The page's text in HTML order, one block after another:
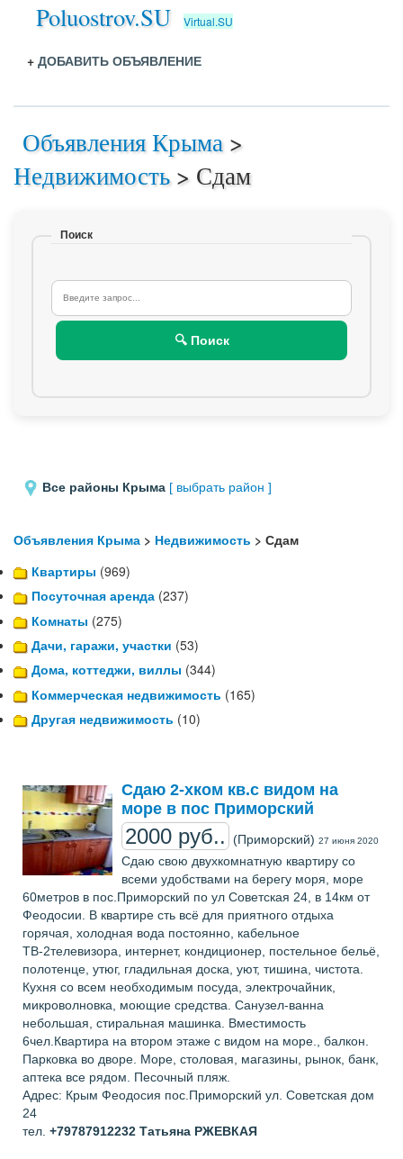
Poluostrov.SU Virtual.SU
+ ДОБАВИТЬ ОБЪЯВЛЕНИЕ
Объявления Крыма >
Недвижимость> Сдам
Поиск
🔍 Поиск
Все районы Крыма [ выбрать район ]
Объявления Крыма > Недвижимость > Сдам
Квартиры (969)
Посуточная аренда (237)
Комнаты (275)
Дачи, гаражи, участки (53)
Дома, коттеджи, виллы (344)
Коммерческая недвижимость (165)
Другая недвижимость (10)
Сдаю 2-хком кв.с видом на
море в пос Приморский
2000 руб.. (Приморский) 27 июня 2020
Сдаю свою двухкомнатную квартиру со
всеми удобствами на берегу моря, море
60метров в пос.Приморский по ул Советская 24, в 14км от
Феодосии. В квартире сть всё для приятного отдыха
горячая, холодная вода постоянно, кабельное
ТВ-2телевизора, интернет, кондиционер, постельное бельё,
полотенце, утюг, гладильная доска, уют, тишина, чистота.
Кухня со всем необходимым посуда, электрочайник,
микроволновка, моющие средства. Санузел-ванна
небольшая, стиральная машинка. Вместимость
6чел.Квартира на втором этаже с видом на море., балкон.
Парковка во дворе. Море, столовая, магазины, рынок, банк,
аптека все рядом. Песочный пляж.
Адрес: Крым Феодосия пос.Приморский ул. Советская дом
24
тел. +79787912232 Татьяна РЖЕВКАЯ